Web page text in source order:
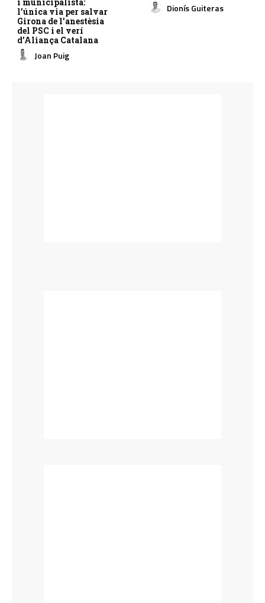
i municipalista:
l’única via per salvar
Girona de l’anestèsia
del PSC i el verí
d’Aliança Catalana
Joan Puig
Dionís Guiteras